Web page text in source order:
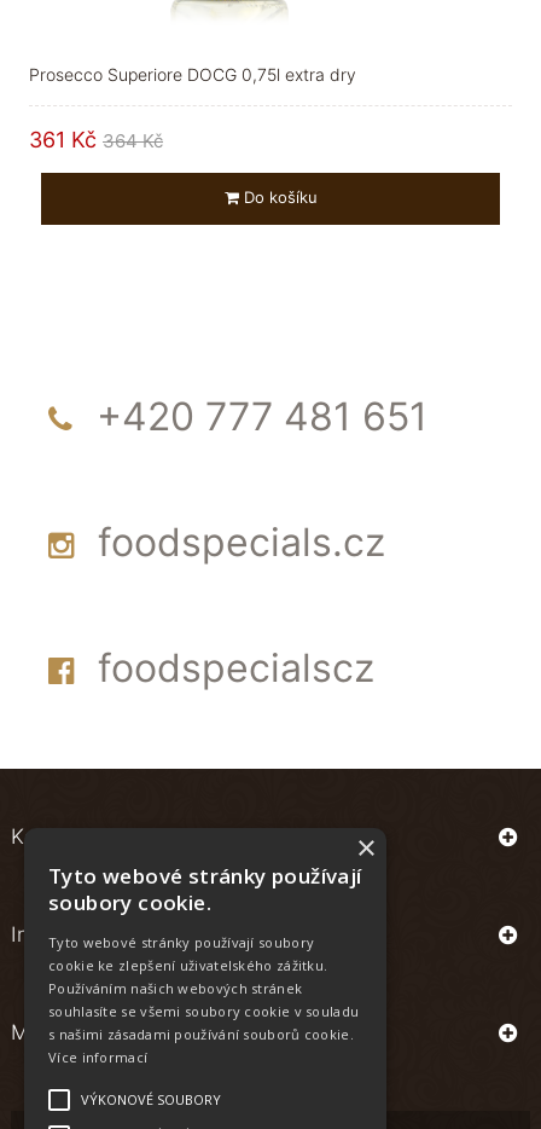
Prosecco Superiore DOCG 0,75l extra dry
361 Kč 364 Kč
Do košíku
+420 777 481 651
foodspecials.cz
foodspecialscz
Kontakt
Informace
Můj účet
×
Tyto webové stránky používají
soubory cookie.
Tyto webové stránky používají soubory
cookie ke zlepšení uživatelského zážitku.
Používáním našich webových stránek
souhlasíte se všemi soubory cookie v souladu
s našimi zásadami používání souborů cookie.
Více informací
VÝKONOVÉ SOUBORY